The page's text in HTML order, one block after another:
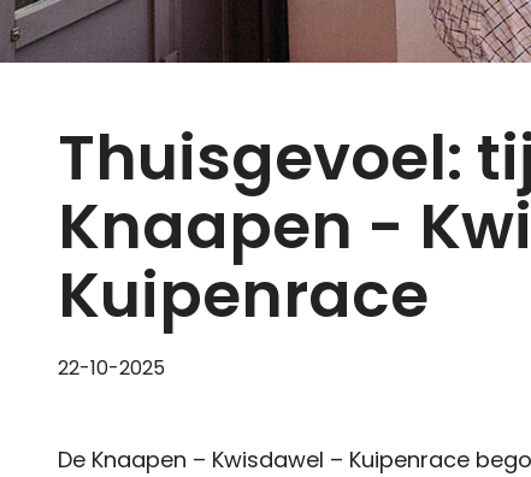
Thuisgevoel:
Knaapen -
Kuipenrace
22-10-2025
De Knaapen – Kwisdawel – Kuipenrace